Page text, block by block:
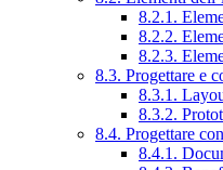
8.2.1.
8.2.2.
8.2.3.
8.3. Progettare e
8.3.1.
8.3.2.
8.4. Progettare
8.4.1.